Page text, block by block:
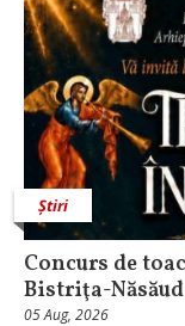
Știri
​Concurs de
Bistriţa-Năsăud
05 Aug, 2026